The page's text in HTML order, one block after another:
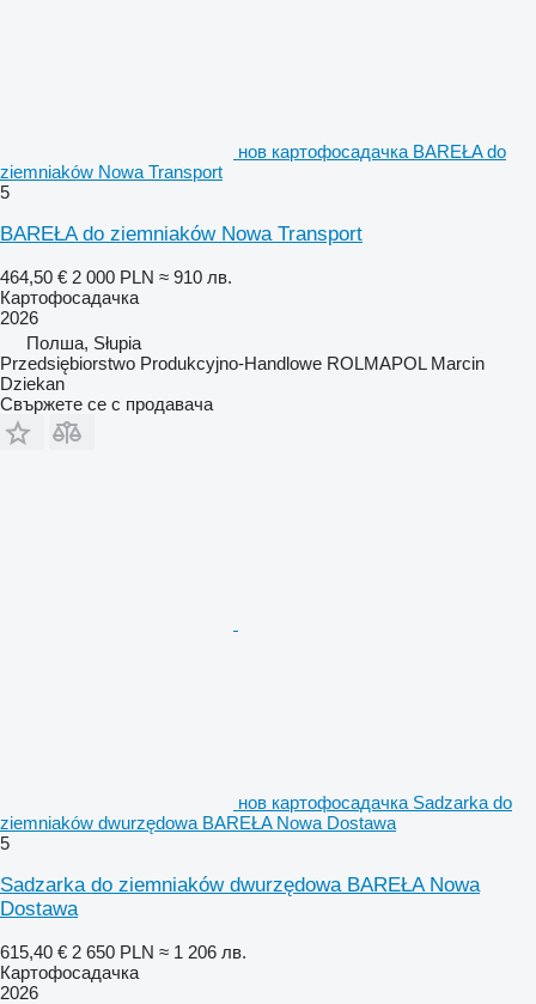
нов картофосадачка BAREŁA do
ziemniaków Nowa Transport
5
BAREŁA do ziemniaków Nowa Transport
464,50 € 2 000 PLN ≈ 910 лв.
Картофосадачка
2026
Полша, Słupia
Przedsiębiorstwo Produkcyjno-Handlowe ROLMAPOL Marcin
Dziekan
Свържете се с продавача
нов картофосадачка Sadzarka do
ziemniaków dwurzędowa BAREŁA Nowa Dostawa
5
Sadzarka do ziemniaków dwurzędowa BAREŁA Nowa
Dostawa
615,40 € 2 650 PLN ≈ 1 206 лв.
Картофосадачка
2026